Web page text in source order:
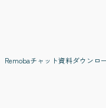
Remobaチャット資料ダウンロ